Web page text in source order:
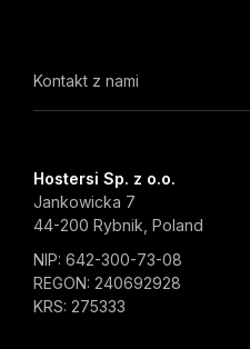
Kontakt z nami
Hostersi Sp. z o.o.
Jankowicka 7
44-200 Rybnik, Poland
NIP: 642-300-73-08
REGON: 240692928
KRS: 275333